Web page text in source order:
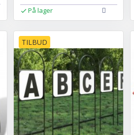
På lager
TILBUD